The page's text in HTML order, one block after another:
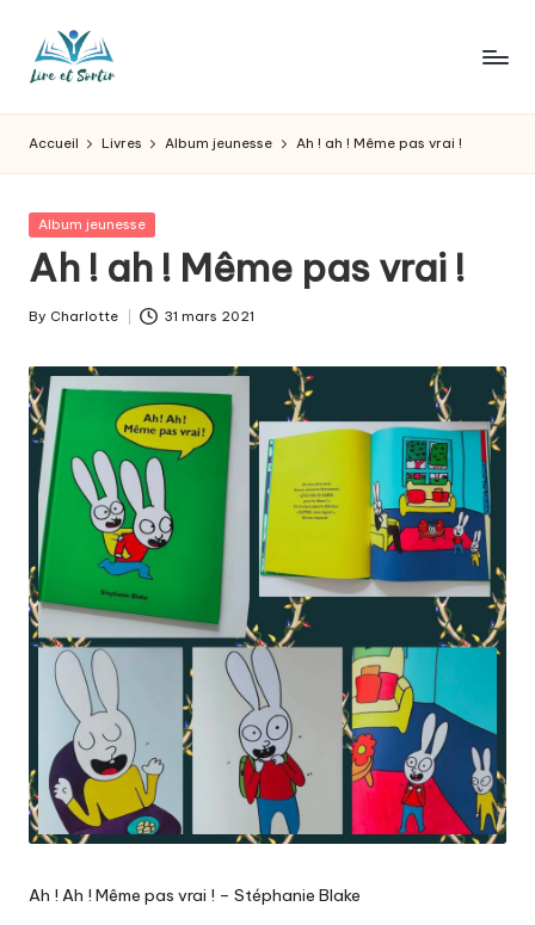
L
ir
e
e
t
s
o
r
t
ir
pour
les
goûts,
des
pour
les
jours.
Accueil Livres Album jeunesse Ah ! ah ! Même pas vrai !
Posted
Album jeunesse
Ah ! ah ! Même pas vrai !
Posted
By Charlotte 31 mars 2021
Ah ! Ah ! Même pas vrai ! – Stéphanie Blake